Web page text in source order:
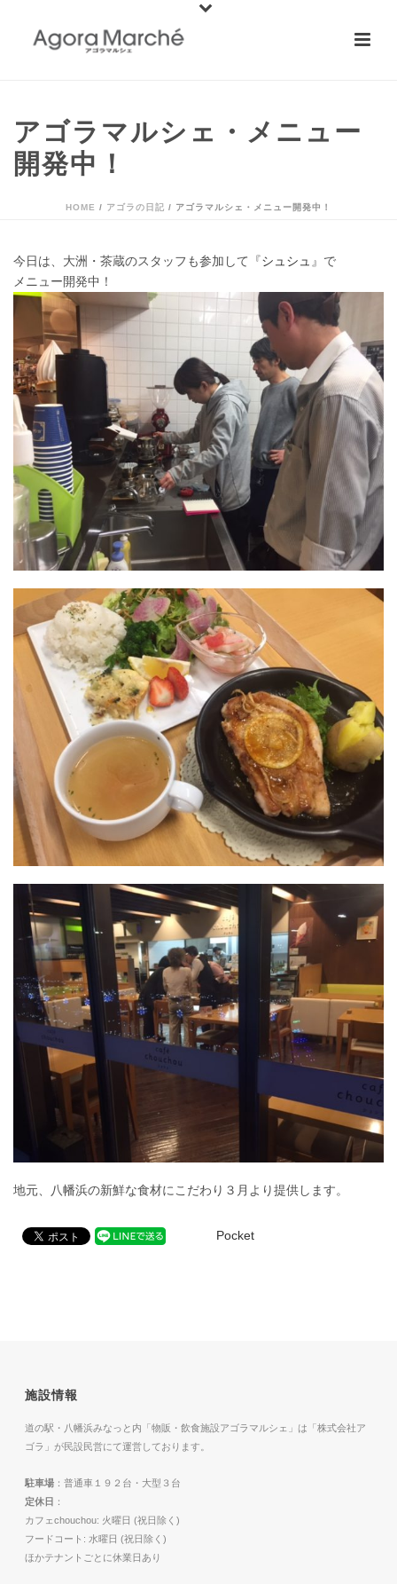
アゴラマルシェ・メニュー
開発中！
HOME / アゴラの日記 / アゴラマルシェ・メニュー開発中！
今日は、大洲・茶蔵のスタッフも参加して 『シュシュ 』 で
メニュー開発中 ！
地元、八幡浜の新鮮な食材にこだわり３月より提供します。
Pocket
施設情報
道の駅・八幡浜みなっと内「物販・飲食施設アゴラマルシェ」は「株式会社ア
ゴラ」が民設民営にて運営しております。
駐車場 ：普通車１９２台・大型３台
定休日 ：
カフェchouchou: 火曜日 (祝日除く)
フードコート: 水曜日 (祝日除く)
ほかテナントごとに休業日あり